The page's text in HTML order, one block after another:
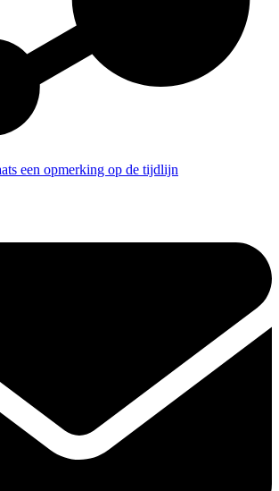
een opmerking op de tijdlijn